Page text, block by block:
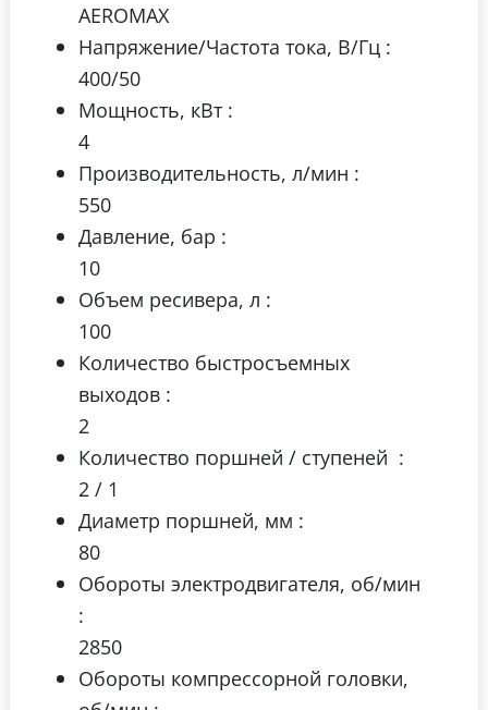
AEROMAX
Напряжение/Частота тока, В/Гц :
400/50
Мощность, кВт :
4
Производительность, л/мин :
550
Давление, бар :
10
Объем ресивера, л :
100
Количество быстросъемных
выходов :
2
Количество поршней / ступеней :
2 / 1
Диаметр поршней, мм :
80
Обороты электродвигателя, об/мин
:
2850
Обороты компрессорной головки,